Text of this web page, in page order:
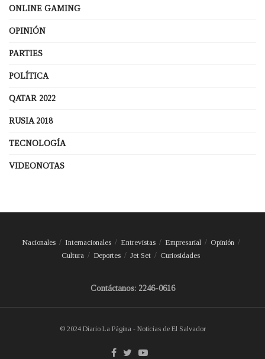
ONLINE GAMING
OPINIÓN
PARTIES
POLÍTICA
QATAR 2022
RUSIA 2018
TECNOLOGÍA
VIDEONOTAS
Nacionales Internacionales Entrevistas Empresarial
Opinión
Cultura
Deportes Jet Set Curiosidades
Contáctanos: 2246-0616
© 2024 Diario La Página - Noticias de El Salvador